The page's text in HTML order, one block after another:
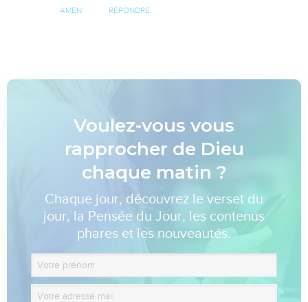
AMEN RÉPONDRE
Voulez-vous vous
rapprocher de Dieu
chaque matin ?
Chaque jour, découvrez le verset du
jour, la Pensée du Jour, les contenus
phares et les nouveautés.